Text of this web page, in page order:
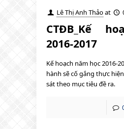
Lê Thị Anh Thảoat
CTĐB_Kế
2016-2017
Kế hoạch năm học 2016-
hành sẽ cố gắng thực
sát theo mục tiêu đề ra.